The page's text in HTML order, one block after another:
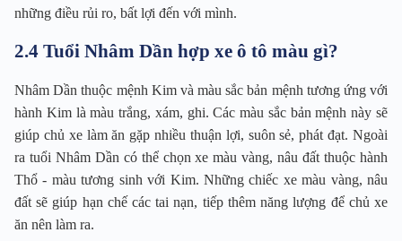
những điều rủi ro, bất lợi đến với mình.
2.4 Tuổi Nhâm Dần hợp xe ô tô màu gì?
Nhâm Dần thuộc mệnh Kim và màu sắc bản mệnh tương ứng với
hành Kim là màu trắng, xám, ghi. Các màu sắc bản mệnh này sẽ
giúp chủ xe làm ăn gặp nhiều thuận lợi, suôn sẻ, phát đạt. Ngoài
ra tuổi Nhâm Dần có thể chọn xe màu vàng, nâu đất thuộc hành
Thổ - màu tương sinh với Kim. Những chiếc xe màu vàng, nâu
đất sẽ giúp hạn chế các tai nạn, tiếp thêm năng lượng để chủ xe
ăn nên làm ra.